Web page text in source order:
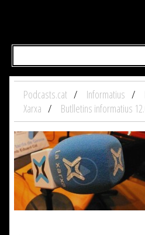
Podcasts.cat Informatius
Xarxa
Butlletins informatius